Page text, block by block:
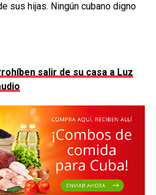
sus hijas. Ningún cubano digno
salir de su casa a Luz